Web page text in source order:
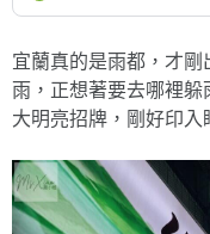
宜蘭真的是雨都，才
雨，正想著要去哪裡
大明亮招牌，剛好印入